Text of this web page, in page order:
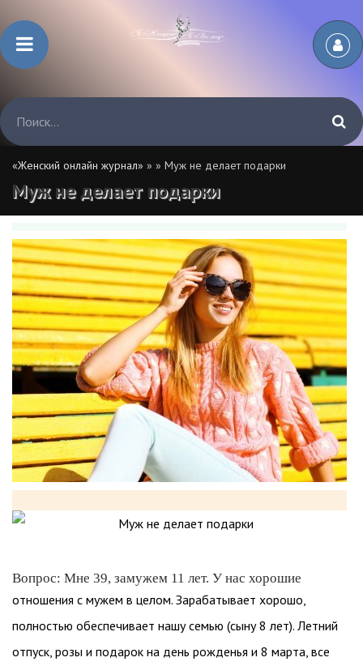
«Женский онлайн журнал» » » Муж не делает подарки
Муж не делает подарки
Вопрос: Мне 39, замужем 11 лет. У нас хорошие
отношения с мужем в целом. Зарабатывает хорошо,
полностью обеспечивает нашу семью (сыну 8 лет). Летний
отпуск, розы и подарок на день рожденья и 8 марта, все